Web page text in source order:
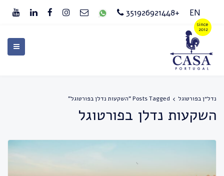
EN
+351926921448
נדל״ן בפורטוגל
השקעות נדלן בפורטוגל